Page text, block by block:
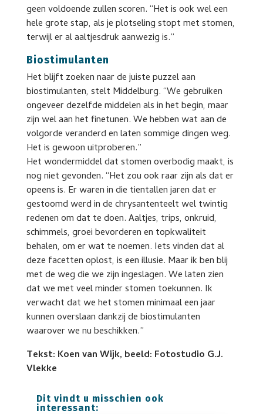
geen voldoende zullen scoren. “Het is ook wel een
hele grote stap, als je plotseling stopt met stomen,
terwijl er al aaltjesdruk aanwezig is.”
Biostimulanten
Het blijft zoeken naar de juiste puzzel aan
biostimulanten, stelt Middelburg. “We gebruiken
ongeveer dezelfde middelen als in het begin, maar
zijn wel aan het finetunen. We hebben wat aan de
volgorde veranderd en laten sommige dingen weg.
Het is gewoon uitproberen.”
Het wondermiddel dat stomen overbodig maakt, is
nog niet gevonden. “Het zou ook raar zijn als dat er
opeens is. Er waren in die tientallen jaren dat er
gestoomd werd in de chrysantenteelt wel twintig
redenen om dat te doen. Aaltjes, trips, onkruid,
schimmels, groei bevorderen en topkwaliteit
behalen, om er wat te noemen. Iets vinden dat al
deze facetten oplost, is een illusie. Maar ik ben blij
met de weg die we zijn ingeslagen. We laten zien
dat we met veel minder stomen toekunnen. Ik
verwacht dat we het stomen minimaal een jaar
kunnen overslaan dankzij de biostimulanten
waarover we nu beschikken.”
Tekst: Koen van Wijk, beeld: Fotostudio G.J.
Vlekke
Dit vindt u misschien ook
interessant: